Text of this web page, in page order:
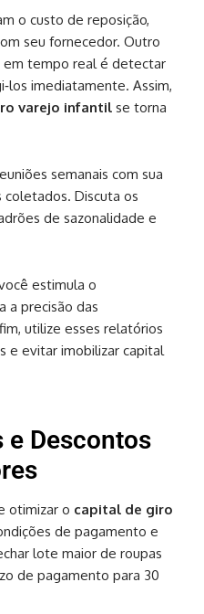
o custo de reposição,
seu fornecedor. Outro
tempo real é detectar
imediatamente. Assim,
varejo infantil se torna
semanais com sua
Discuta os
de sazonalidade e
estimula o
a precisão das
utilize esses relatórios
e evitar imobilizar capital
e Descontos
otimizar o capital de giro
de pagamento e
lote maior de roupas
de pagamento para 30